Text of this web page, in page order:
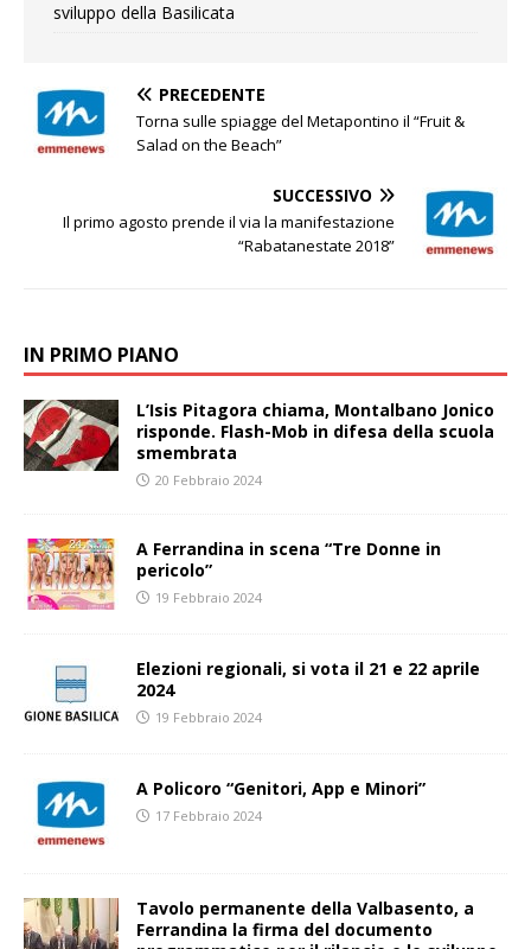
sviluppo della Basilicata
PRECEDENTE
Torna sulle spiagge del Metapontino il “Fruit &
Salad on the Beach”
SUCCESSIVO
Il primo agosto prende il via la manifestazione
“Rabatanestate 2018”
IN PRIMO PIANO
L’Isis Pitagora chiama, Montalbano Jonico
risponde. Flash-Mob in difesa della scuola
smembrata
20 Febbraio 2024
A Ferrandina in scena “Tre Donne in
pericolo”
19 Febbraio 2024
Elezioni regionali, si vota il 21 e 22 aprile
2024
19 Febbraio 2024
A Policoro “Genitori, App e Minori”
17 Febbraio 2024
Tavolo permanente della Valbasento, a
Ferrandina la firma del documento